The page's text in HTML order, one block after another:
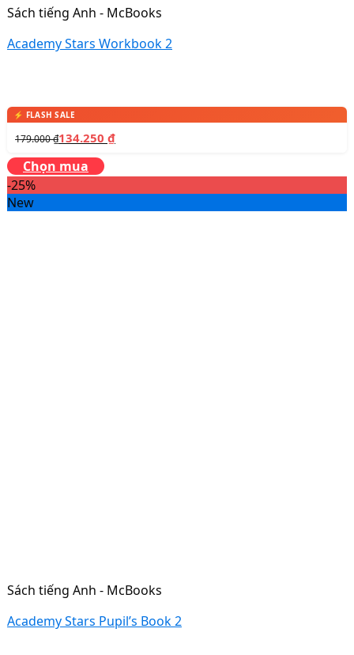
Sách tiếng Anh - McBooks
Academy Stars Workbook 2
179.000₫134.250 ₫
Chọn mua
-25%
New
Sách tiếng Anh - McBooks
Academy Stars Pupil’s Book 2